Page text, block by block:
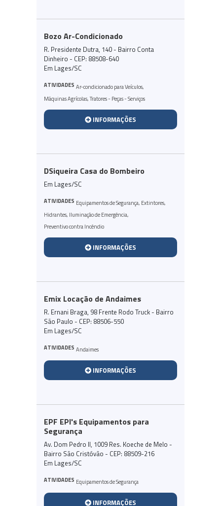
Bozo Ar-Condicionado
R. Presidente Dutra, 140 - Bairro Conta
Dinheiro - CEP: 88508-640
Em Lages/SC
ATIVIDADES Ar-condicionado para Veículos,
Máquinas Agrícolas,Tratores - Peças - Serviços
INFORMAÇÕES
DSiqueira Casa do Bombeiro
Em Lages/SC
ATIVIDADES Equipamentos de Segurança, Extintores,
Hidrantes, Iluminação de Emergência,
Preventivo contra Incêndio
INFORMAÇÕES
Emix Locação de Andaimes
R. Ernani Braga, 98 Frente Rodo Truck - Bairro
São Paulo - CEP: 88506-550
Em Lages/SC
ATIVIDADES Andaimes
INFORMAÇÕES
EPF EPI's Equipamentos para
Segurança
Av. Dom Pedro II, 1009 Res. Koeche de Melo -
Bairro São Cristóvão - CEP: 88509-216
Em Lages/SC
ATIVIDADES Equipamentos de Segurança
INFORMAÇÕES